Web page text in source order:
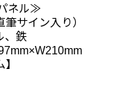
ネル≫
筆サイン入り）
、鉄